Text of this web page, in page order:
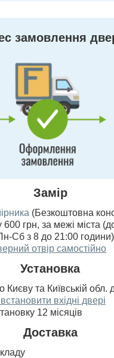
замовлення
Замір
(Безкоштовна
600 грн, за межі міста
Сб з 8 до 21:00 години)
отвір самостійно
Установка
Києву та Київській обл.
вхідні двері
12 місяців
Доставка